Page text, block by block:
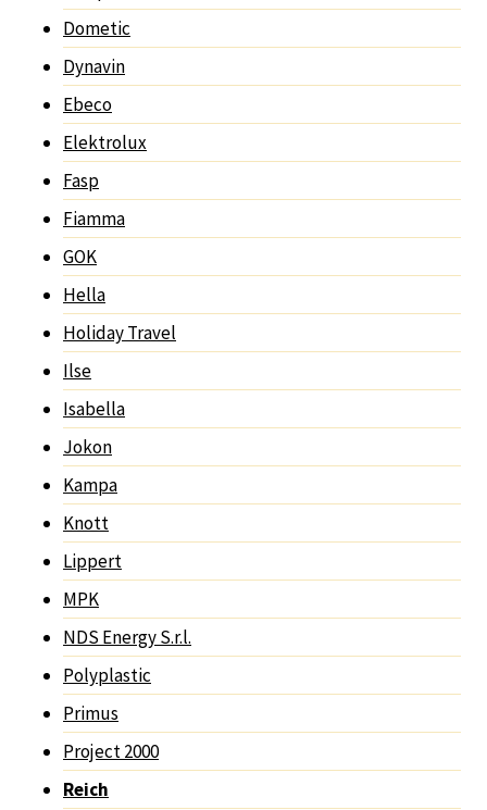
Dometic
Dynavin
Ebeco
Elektrolux
Fasp
Fiamma
GOK
Hella
Holiday Travel
Ilse
Isabella
Jokon
Kampa
Knott
Lippert
MPK
NDS Energy S.r.l.
Polyplastic
Primus
Project 2000
Reich